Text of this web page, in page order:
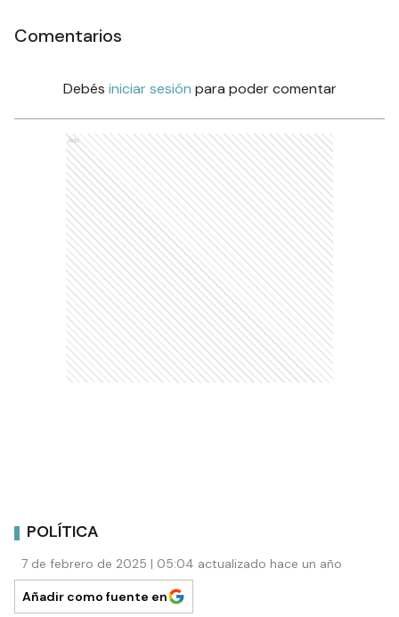
Comentarios
Debés iniciar sesión para poder comentar
Ads
POLÍTICA
7 de febrero de 2025 | 05:04 actualizado hace un año
Añadir como fuente en